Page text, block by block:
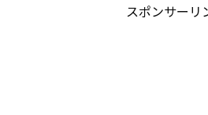
スポンサーリ